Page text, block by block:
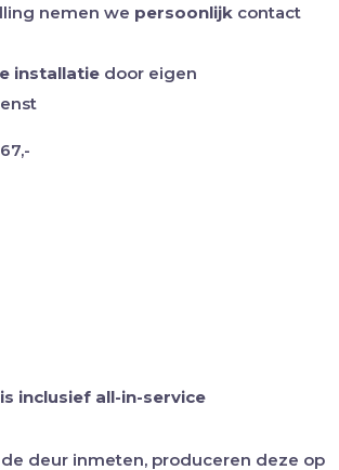
nemen we persoonlijk contact
installatie door eigen
inclusief all-in-service
deur inmeten, produceren deze op